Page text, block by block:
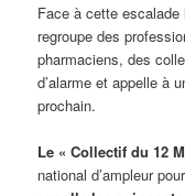
Face à cette
regroupe des
pharmaciens, des
d’alarme et appelle à
prochain.
Le « Collectif du 12
national d’ampleur